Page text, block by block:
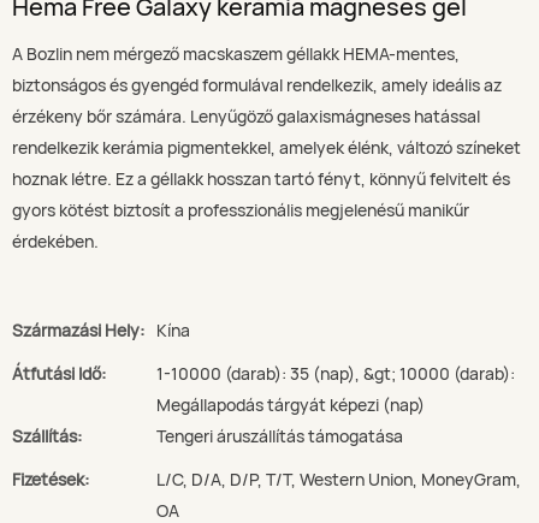
Hema Free Galaxy kerámia mágneses gél
A Bozlin nem mérgező macskaszem géllakk HEMA-mentes,
biztonságos és gyengéd formulával rendelkezik, amely ideális az
érzékeny bőr számára. Lenyűgöző galaxismágneses hatással
rendelkezik kerámia pigmentekkel, amelyek élénk, változó színeket
hoznak létre. Ez a géllakk hosszan tartó fényt, könnyű felvitelt és
gyors kötést biztosít a professzionális megjelenésű manikűr
érdekében.
Származási Hely: Kína
Átfutási Idő:
1-10000 (darab): 35 (nap), &gt; 10000 (darab):
Megállapodás tárgyát képezi (nap)
Szállítás:
Tengeri áruszállítás támogatása
Fizetések:
L/C, D/A, D/P, T/T, Western Union, MoneyGram,
OA